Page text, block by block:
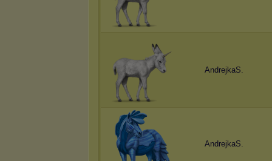
AndrejkaS.
AndrejkaS.